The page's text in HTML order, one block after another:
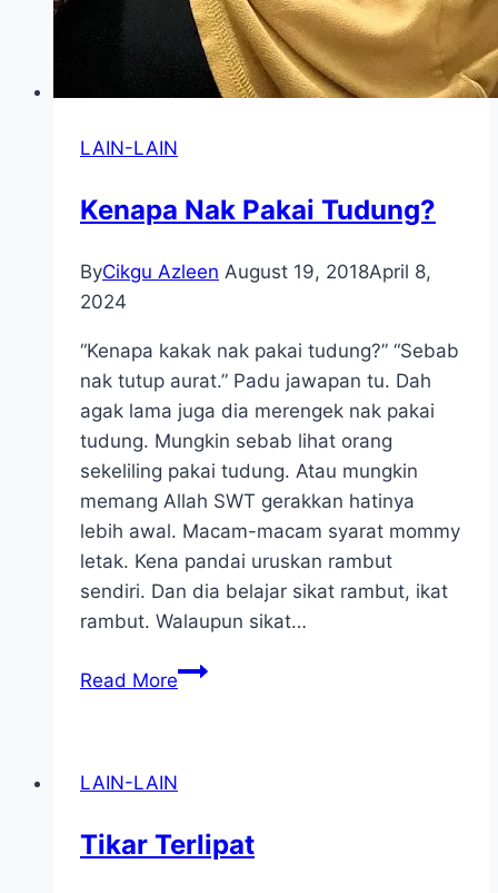
LAIN-LAIN
Kenapa Nak Pakai Tudung?
ByCikgu Azleen August 19, 2018April 8,
2024
“Kenapa kakak nak pakai tudung?” “Sebab
nak tutup aurat.” Padu jawapan tu. Dah
agak lama juga dia merengek nak pakai
tudung. Mungkin sebab lihat orang
sekeliling pakai tudung. Atau mungkin
memang Allah SWT gerakkan hatinya
lebih awal. Macam-macam syarat mommy
letak. Kena pandai uruskan rambut
sendiri. Dan dia belajar sikat rambut, ikat
rambut. Walaupun sikat…
Read MoreKenapa
LAIN-LAIN
Tikar Terlipat